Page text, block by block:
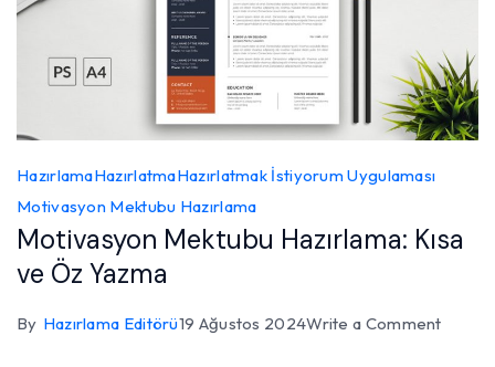
HazırlamaHazırlatmaHazırlatmak İstiyorum Uygulaması
Motivasyon Mektubu Hazırlama
Motivasyon Mektubu Hazırlama: Kısa
ve Öz Yazma
By Hazırlama Editörü19 Ağustos 2024Write a Commenton